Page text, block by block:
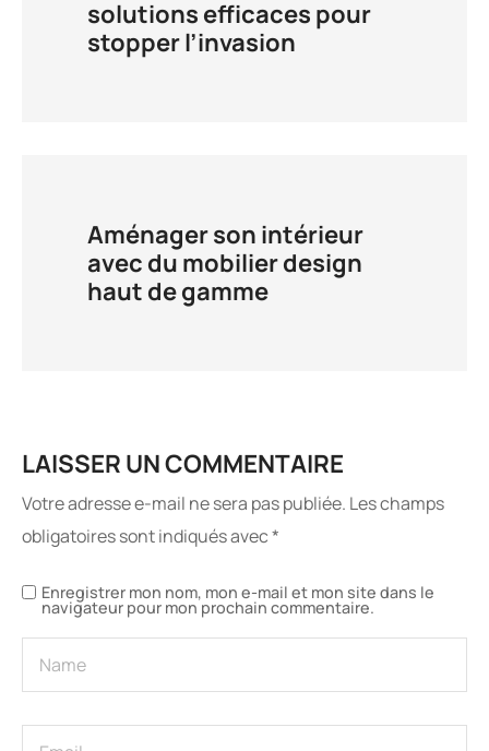
solutions efficaces pour
stopper l’invasion
Aménager son intérieur
avec du mobilier design
haut de gamme
LAISSER UN COMMENTAIRE
Votre adresse e-mail ne sera pas publiée. Les champs
obligatoires sont indiqués avec*
Enregistrer mon nom, mon e-mail et mon site dans le
navigateur pour mon prochain commentaire.